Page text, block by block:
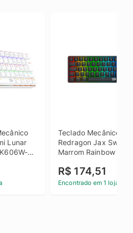
Lunar
R
Teclado Mecânico
Redragon Jax Switch
Marrom Rainbow
R$ 174,51
Encontrado em 1 loja